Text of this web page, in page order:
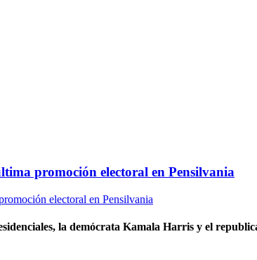
promoción electoral en Pensilvania
la demócrata Kamala Harris y el